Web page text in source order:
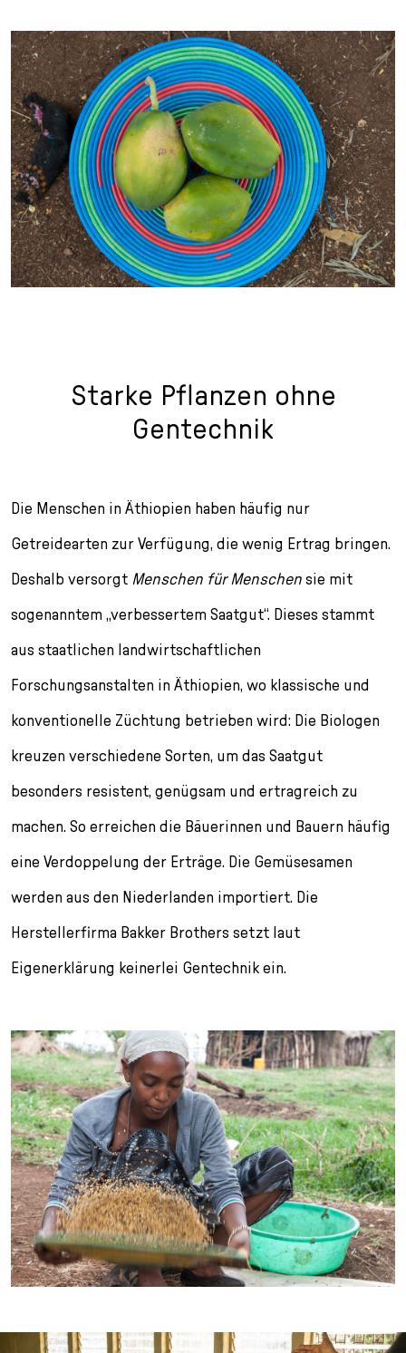
Starke Pflanzen ohne
Gentechnik
Die Menschen in Äthiopien haben häufig nur
Getreidearten zur Verfügung, die wenig Ertrag bringen.
Deshalb versorgt Menschen für Menschensie mit
sogenanntem „verbessertem Saatgut“. Dieses stammt
aus staatlichen landwirt­schaftlichen
Forschungsanstalten in Äthiopien, wo klassische und
konventionelle Züchtung betrieben wird: Die Biologen
kreuzen ver­schiedene Sorten, um das Saatgut
besonders resistent, genügsam und ertragreich zu
machen. So erreichen die Bäuerinnen und Bauern häufig
eine Verdoppelung der Erträge. Die Gemüsesamen
werden aus den Niederlanden importiert. Die
Herstellerfirma Bakker Brothers setzt laut
Eigenerklärung keinerlei Gentechnik ein.